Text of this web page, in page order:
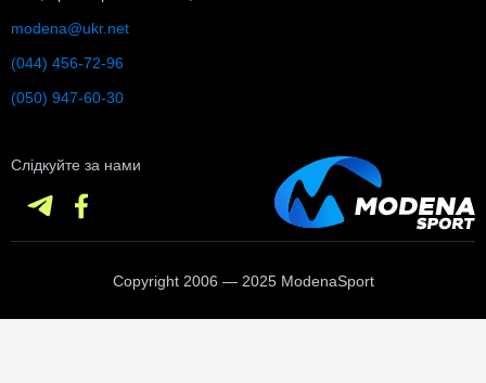
modena@ukr.net
(044) 456-72-96
(050) 947-60-30
Слідкуйте за нами
Copyright 2006 — 2025 ModenaSport